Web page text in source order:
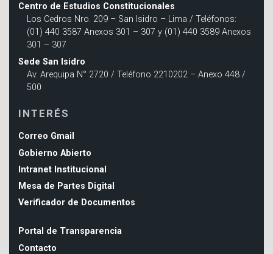
Centro de Estudios Constitucionales
Los Cedros Nro. 209 – San Isidro – Lima / Teléfonos:
(01) 440 3587 Anexos 301 – 307 y (01) 440 3589 Anexos
301 – 307
Sede San Isidro
Av. Arequipa N° 2720 / Teléfono 2210202 – Anexo 448 /
500
INTERÉS
Correo Gmail
Gobierno Abierto
Intranet Institucional
Mesa de Partes Digital
Verificador de Documentos
Portal de Transparencia
Contacto